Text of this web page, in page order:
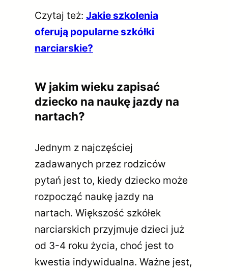
Czytaj też: Jakie szkolenia
oferują popularne szkółki
narciarskie?
W jakim wieku zapisać
dziecko na naukę jazdy na
nartach?
Jednym z najczęściej
zadawanych przez rodziców
pytań jest to, kiedy dziecko może
rozpocząć naukę jazdy na
nartach. Większość szkółek
narciarskich przyjmuje dzieci już
od 3-4 roku życia, choć jest to
kwestia indywidualna. Ważne jest,